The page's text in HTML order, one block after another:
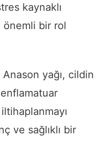
kaynaklı
önemli bir rol
Anason yağı, cildin
ve sağlıklı bir